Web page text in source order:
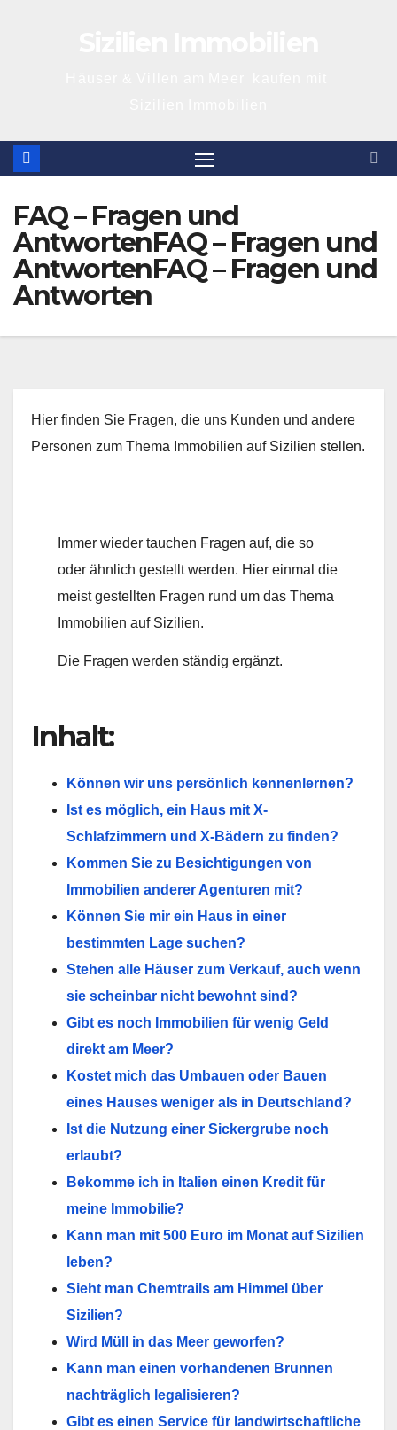
FAQ – Fragen und
AntwortenFAQ – Fragen und
AntwortenFAQ – Fragen und
Antworten
Hier finden Sie Fragen, die uns Kunden und andere
Personen zum Thema Immobilien auf Sizilien stellen.
Immer wieder tauchen Fragen auf, die so
oder ähnlich gestellt werden. Hier einmal die
meist gestellten Fragen rund um das Thema
Immobilien auf Sizilien.
Die Fragen werden ständig ergänzt.
Inhalt:
Können wir uns persönlich kennenlernen?
Ist es möglich, ein Haus mit X-
Schlafzimmern und X-Bädern zu finden?
Kommen Sie zu Besichtigungen von
Immobilien anderer Agenturen mit?
Können Sie mir ein Haus in einer
bestimmten Lage suchen?
Stehen alle Häuser zum Verkauf, auch wenn
sie scheinbar nicht bewohnt sind?
Gibt es noch Immobilien für wenig Geld
direkt am Meer?
Kostet mich das Umbauen oder Bauen
eines Hauses weniger als in Deutschland?
Ist die Nutzung einer Sickergrube noch
erlaubt?
Bekomme ich in Italien einen Kredit für
meine Immobilie?
Kann man mit 500 Euro im Monat auf Sizilien
leben?
Sieht man Chemtrails am Himmel über
Sizilien?
Wird Müll in das Meer geworfen?
Kann man einen vorhandenen Brunnen
nachträglich legalisieren?
Gibt es einen Service für landwirtschaftliche